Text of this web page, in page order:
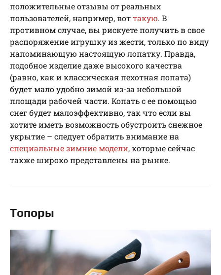
положительные отзывы от реальных
пользователей, например, воттакую. В
противном случае, вы рискуете получить в свое
распоряжение игрушку из жести, только по виду
напоминающую настоящую лопатку. Правда,
подобное изделие даже высокого качества
(равно, как и классическая пехотная лопата)
будет мало удобно зимой из-за небольшой
площади рабочей части. Копать с ее помощью
снег будет малоэффективно, так что если вы
хотите иметь возможность обустроить снежное
укрытие – следует обратить внимание на
специальные зимние модели, которые сейчас
также широко представлены на рынке.
Топоры